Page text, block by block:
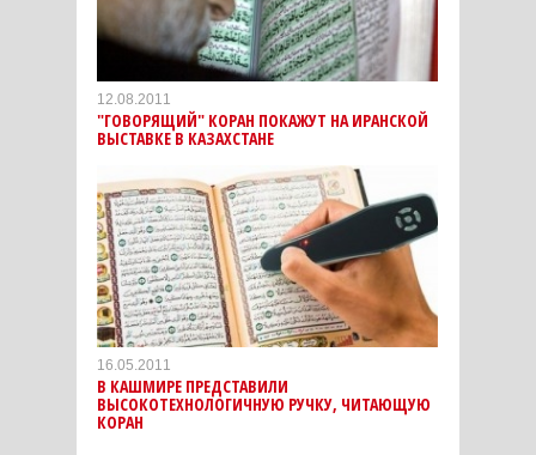
12.08.2011
"ГОВОРЯЩИЙ" КОРАН ПОКАЖУТ НА ИРАНСКОЙ
ВЫСТАВКЕ В КАЗАХСТАНЕ
16.05.2011
В КАШМИРЕ ПРЕДСТАВИЛИ
ВЫСОКОТЕХНОЛОГИЧНУЮ РУЧКУ, ЧИТАЮЩУЮ
КОРАН